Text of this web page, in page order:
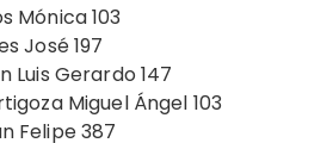
Mónica 103
José 197
Luis Gerardo 147
Miguel Ángel 103
Felipe 387